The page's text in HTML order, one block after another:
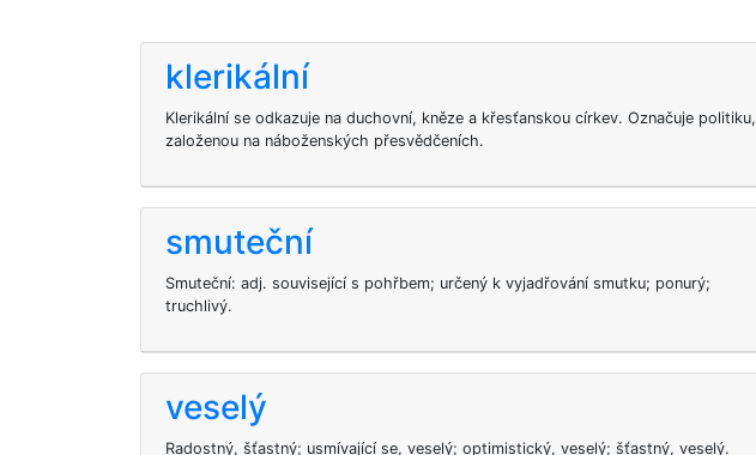
klerikální
Klerikální se odkazuje na duchovní, kněze a křesťanskou církev. Označuje politiku,
založenou na náboženských přesvědčeních.
smuteční
Smuteční: adj. související s pohřbem; určený k vyjadřování smutku; ponurý;
truchlivý.
veselý
Radostný, šťastný; usmívající se, veselý; optimistický, veselý; šťastný, veselý.